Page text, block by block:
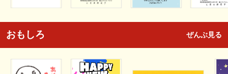
おもしろ ぜんぶ見る